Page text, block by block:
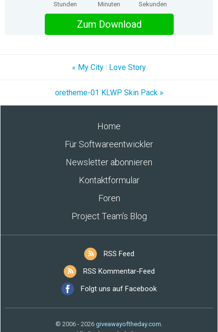
Stunden Minuten Sekunden
Zum Download
« My City : Love Story
oretheme-01 KLWP Skin Pack »
Home
Für Softwareentwickler
Newsletter abonnieren
Kontaktformular
Foren
Project Team’s Blog
RSS Feed
RSS Kommentar-Feed
Folgt uns auf Facebook
© 2006 - 2026 giveawayoftheday.com.